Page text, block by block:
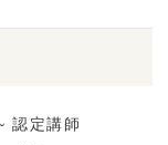
定講師